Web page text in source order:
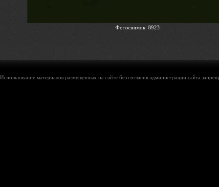
Фотоснимок: 8923
Использование материалов размещенных на сайте без согласия администрации сайта